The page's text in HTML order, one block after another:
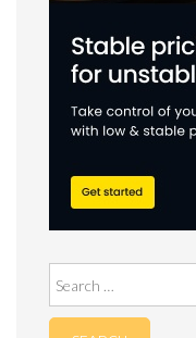
for: